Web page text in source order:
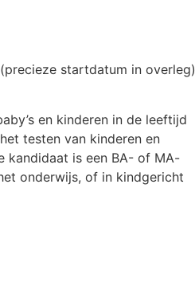
startdatum in overleg)
en kinderen in de leeftijd
testen van kinderen en
kandidaat is een BA- of MA-
onderwijs, of in kindgericht